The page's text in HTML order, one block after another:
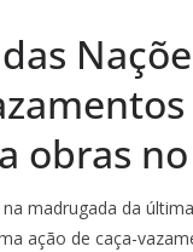
obras
na madrugada da
ação de caça-